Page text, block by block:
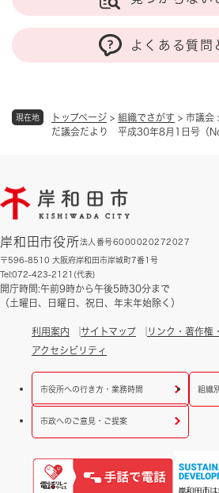
現在地 トップページ > 組織でさがす > 市議会
だ議会だより 平成30年8月1日号（
よくある質問
岸和田市役所法人番号6000020272027
〒596-8510 大阪府岸和田市岸城町7番1号
Tel:072-423-2121(代表)
開庁時間:午前9時から午後5時30分まで
（土曜日、日曜日、祝日、年末年始除く）
利用案内 サイトマップ リンク・著作権
アクセシビリティ
市役所への行き方・業務時間 組織
市政へのご意見・ご提案